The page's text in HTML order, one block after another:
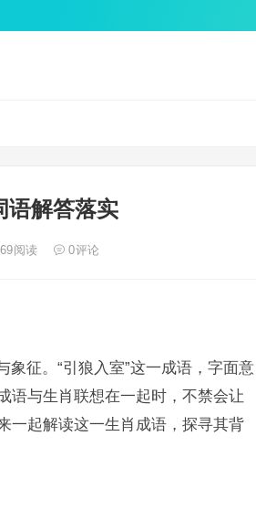
语解答落实
阅读 0评论
征。“引狼入室”这一成语，字面意
语与生肖联想在一起时，不禁会让
一起解读这一生肖成语，探寻其背